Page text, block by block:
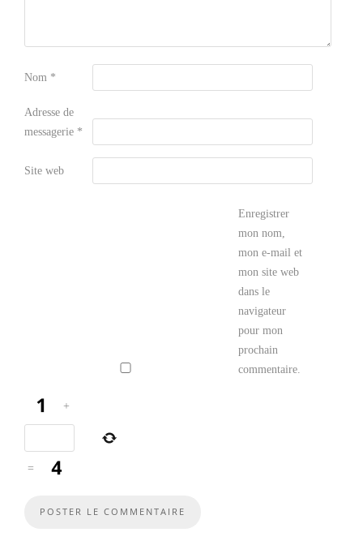
Nom *
Adresse de
messagerie *
Site web
Enregistrer
mon nom,
mon e-mail et
mon site web
dans le
navigateur
pour mon
prochain
commentaire.
+
=